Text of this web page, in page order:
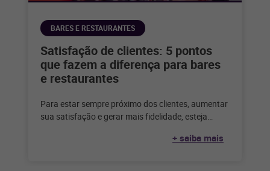
BARES E RESTAURANTES
Satisfação de clientes: 5 pontos
que fazem a diferença para bares
e restaurantes
Para estar sempre próximo dos clientes, aumentar
sua satisfação e gerar mais fidelidade, esteja
+ saiba mais